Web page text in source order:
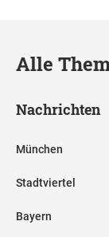
Alle
Nachrichten
München
Stadtviertel
Bayern